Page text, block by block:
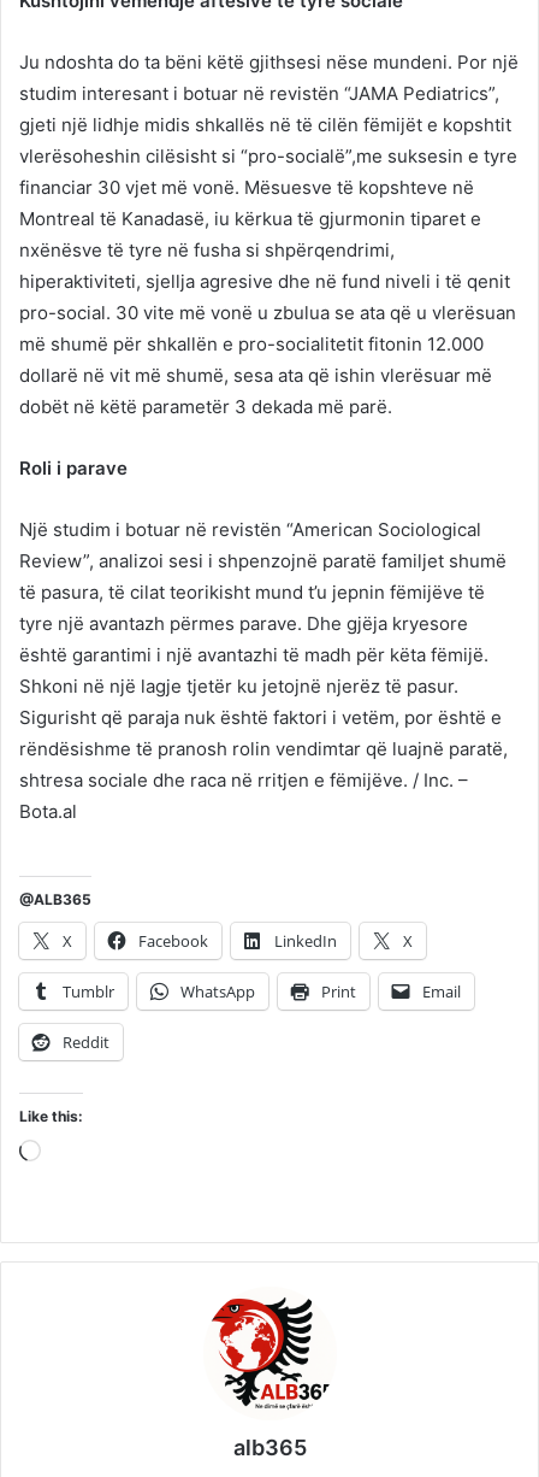
Ju ndoshta do ta bëni këtë gjithsesi nëse mundeni. Por një
studim interesant i botuar në revistën “JAMA Pediatrics”,
gjeti një lidhje midis shkallës në të cilën fëmijët e kopshtit
vlerësoheshin cilësisht si “pro-socialë”,me suksesin e tyre
financiar 30 vjet më vonë. Mësuesve të kopshteve në
Montreal të Kanadasë, iu kërkua të gjurmonin tiparet e
nxënësve të tyre në fusha si shpërqendrimi,
hiperaktiviteti, sjellja agresive dhe në fund niveli i të qenit
pro-social. 30 vite më vonë u zbulua se ata që u vlerësuan
më shumë për shkallën e pro-socialitetit fitonin 12.000
dollarë në vit më shumë, sesa ata që ishin vlerësuar më
dobët në këtë parametër 3 dekada më parë.
Roli i parave
Një studim i botuar në revistën “American Sociological
Review”, analizoi sesi i shpenzojnë paratë familjet shumë
të pasura, të cilat teorikisht mund t’u jepnin fëmijëve të
tyre një avantazh përmes parave. Dhe gjëja kryesore
është garantimi i një avantazhi të madh për këta fëmijë.
Shkoni në një lagje tjetër ku jetojnë njerëz të pasur.
Sigurisht që paraja nuk është faktori i vetëm, por është e
rëndësishme të pranosh rolin vendimtar që luajnë paratë,
shtresa sociale dhe raca në rritjen e fëmijëve. / Inc. –
Bota.al
@ALB365
X Facebook LinkedIn X
Tumblr WhatsApp Print Email
Reddit
Like this:
Loading…
alb365